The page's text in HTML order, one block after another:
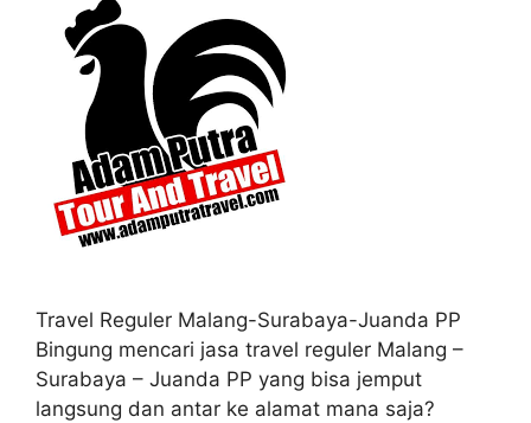
Travel Reguler Malang-Surabaya-Juanda PP
Bingung mencari jasa travel reguler Malang –
Surabaya – Juanda PP yang bisa jemput
langsung dan antar ke alamat mana saja?